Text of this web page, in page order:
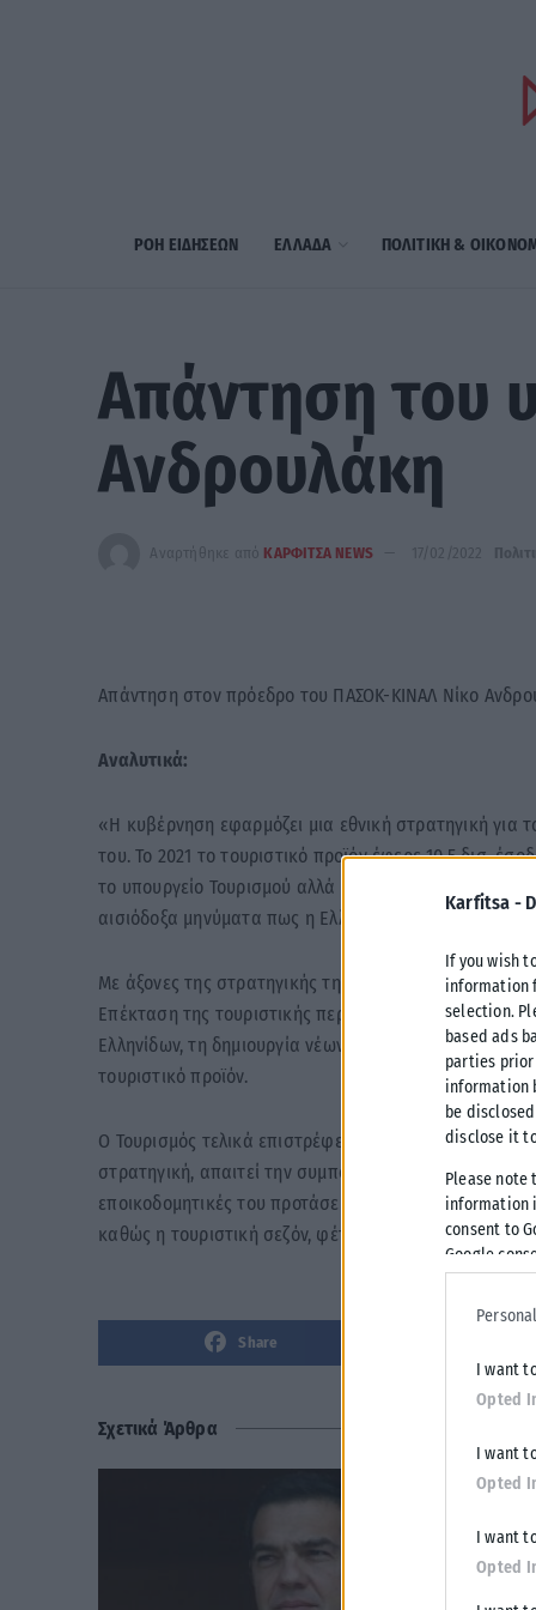
Karfitsa -
If you wish
information
selection.
based ads
parties
information
be
disclose it
Please note
information
consent to
Google
I want
Opted
I want
Opted
I want
Opted
ΡΟΗ ΕΙΔΗΣΕΩΝ ΕΛΛΑΔΑ ΠΟΛΙΤΙΚΗ &
Απάντηση του
Ανδρουλάκη
Αναρτήθηκε από ΚΑΡΦΙΤΣΑ NEWS 17/02/2022
Απάντηση στον πρόεδρο του ΠΑΣΟΚ-ΚΙΝΑΛ Νίκο
Αναλυτικά:
«Η κυβέρνηση εφαρμόζει μια εθνική στρατηγική για
του. Το 2021 το τουριστικό προϊόν έφερε 10,5 δισ.
το υπουργείο Τουρισμού αλλά και οι εκτιμήσεις των
αισιόδοξα μηνύματα πως η Ελλάδα θα κάνει
Με άξονες της στρατηγικής της, την Ασφάλεια, την
Επέκταση της τουριστικής περιόδου. Με στόχο την
Ελληνίδων, τη δημιουργία νέων θέσεων εργασίας,
τουριστικό προϊόν.
Ο Τουρισμός τελικά επιστρέφει το μέρισμα της
στρατηγική, απαιτεί την συμπόρευση όλων των
εποικοδομητικές του προτάσεις για τον τουρισμό,
καθώς η τουριστική σεζόν, φέτος, θα ξεκινήσει
Share
Σχετικά Άρθρα